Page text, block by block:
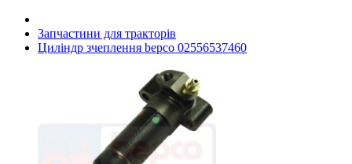
Запчастини для тракторів
Циліндр зчеплення bepco 02556537460